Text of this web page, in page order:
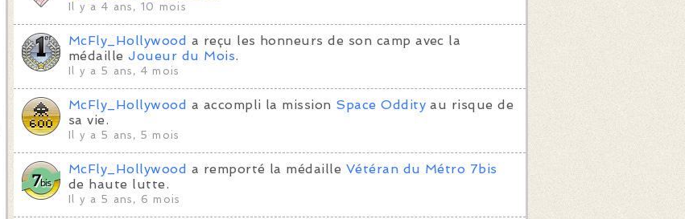
Il y a 4 ans, 10 mois
McFly_Hollywood a reçu les honneurs de son camp avec la
médailleJoueur du Mois.
Il y a 5 ans, 4 mois
McFly_Hollywood a accompli la mission Space Oddity au risque de
sa vie.
Il y a 5 ans, 5 mois
McFly_Hollywood a remporté la médaille Vétéran du Métro 7bis
de haute lutte.
Il y a 5 ans, 6 mois